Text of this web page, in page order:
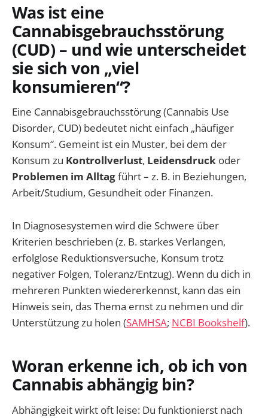
Was ist eine
Cannabisgebrauchsstörung
(CUD) – und wie unterscheidet
sie sich von „viel
konsumieren“?
Eine Cannabisgebrauchsstörung (Cannabis Use
Disorder, CUD) bedeutet nicht einfach „häufiger
Konsum“. Gemeint ist ein Muster, bei dem der
Konsum zu Kontrollverlust, Leidensdruck oder
Problemen im Alltagführt – z. B. in Beziehungen,
Arbeit/Studium, Gesundheit oder Finanzen.
In Diagnosesystemen wird die Schwere über
Kriterien beschrieben (z. B. starkes Verlangen,
erfolglose Reduktionsversuche, Konsum trotz
negativer Folgen, Toleranz/Entzug). Wenn du dich in
mehreren Punkten wiedererkennst, kann das ein
Hinweis sein, das Thema ernst zu nehmen und dir
Unterstützung zu holen (SAMHSA; NCBI Bookshelf).
Woran erkenne ich, ob ich von
Cannabis abhängig bin?
Abhängigkeit wirkt oft leise: Du funktionierst nach